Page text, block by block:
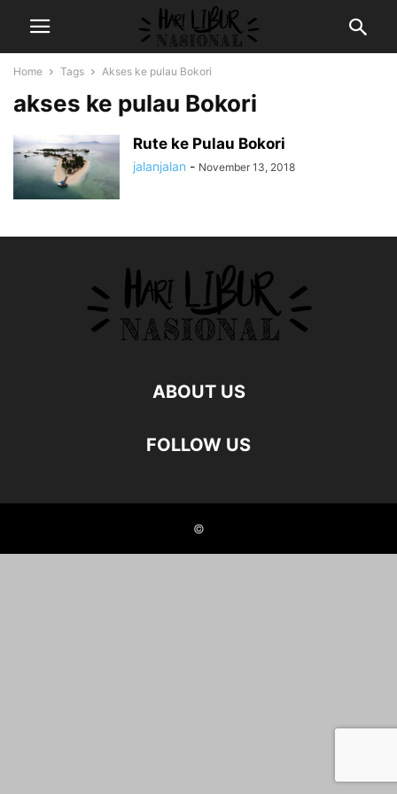
Home Tags Akses ke pulau Bokori
akses ke pulau Bokori
Rute ke Pulau Bokori
jalanjalan - November 13, 2018
ABOUT US
FOLLOW US
©